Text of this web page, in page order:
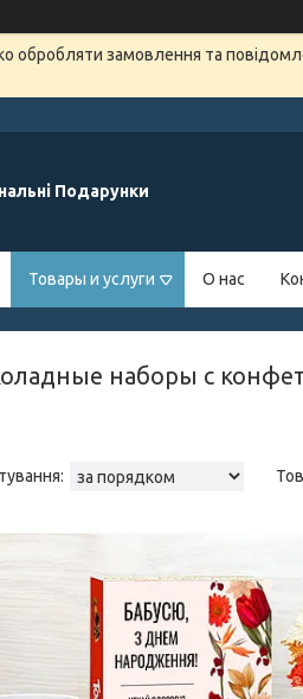
обробляти замовлення та
Подарунки
Товары и услуги О нас
наборы с